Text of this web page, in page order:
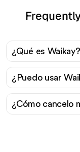
¿Qué es Waikay?
¿Puedo usar
¿Cómo cancelo